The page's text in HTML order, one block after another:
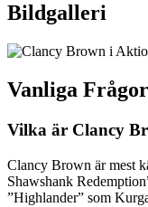
Bildgalleri
Vanliga Frågor
Vilka är Clancy
Clancy Brown är mest
Shawshank
”Highlander” som